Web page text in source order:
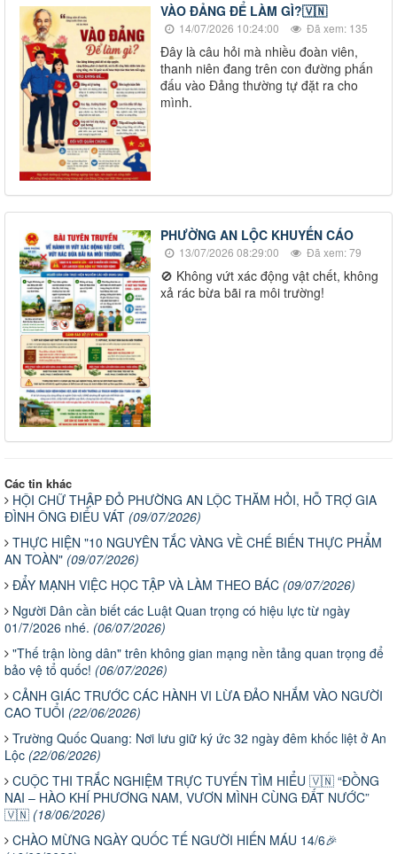
VÀO ĐẢNG ĐỂ LÀM GÌ?🇻🇳
14/07/2026 10:24:00 Đã xem: 135
Đây là câu hỏi mà nhiều đoàn viên,
thanh niên đang trên con đường phấn
đấu vào Đảng thường tự đặt ra cho
mình.
PHƯỜNG AN LỘC KHUYẾN CÁO
13/07/2026 08:29:00 Đã xem: 79
🚫 Không vứt xác động vật chết, không
xả rác bừa bãi ra môi trường!
Các tin khác
HỘI CHỮ THẬP ĐỎ PHƯỜNG AN LỘC THĂM HỎI, HỖ TRỢ GIA
ĐÌNH ÔNG ĐIỂU VÁT (09/07/2026)
THỰC HIỆN "10 NGUYÊN TẮC VÀNG VỀ CHẾ BIẾN THỰC PHẨM
AN TOÀN" (09/07/2026)
ĐẨY MẠNH VIỆC HỌC TẬP VÀ LÀM THEO BÁC (09/07/2026)
Người Dân cần biết các Luật Quan trọng có hiệu lực từ ngày
01/7/2026 nhé. (06/07/2026)
"Thế trận lòng dân" trên không gian mạng nền tảng quan trọng để
bảo vệ tổ quốc! (06/07/2026)
CẢNH GIÁC TRƯỚC CÁC HÀNH VI LỪA ĐẢO NHẮM VÀO NGƯỜI
CAO TUỔI (22/06/2026)
Trường Quốc Quang: Nơi lưu giữ ký ức 32 ngày đêm khốc liệt ở An
Lộc (22/06/2026)
CUỘC THI TRẮC NGHIỆM TRỰC TUYẾN TÌM HIỂU 🇻🇳 “ĐỒNG
NAI – HÀO KHÍ PHƯƠNG NAM, VƯƠN MÌNH CÙNG ĐẤT NƯỚC”
🇻🇳 (18/06/2026)
CHÀO MỪNG NGÀY QUỐC TẾ NGƯỜI HIẾN MÁU 14/6🎉